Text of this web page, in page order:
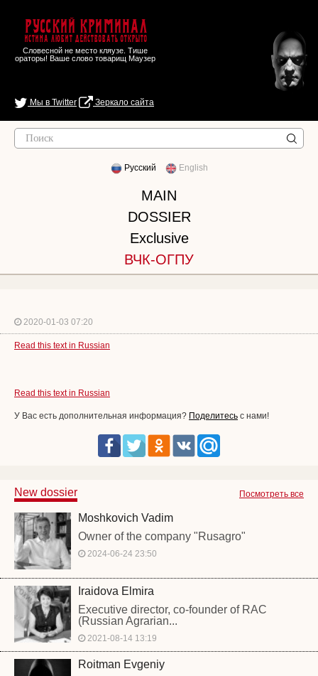
Русский Криминал
Истина любит действовать открыто
Словесной не место кляузе. Тише
ораторы! Ваше слово товарищ Маузер
Мы в Twitter Зеркало сайта
Русский English
MAIN
DOSSIER
Exclusive
ВЧК-ОГПУ
2020-01-03 07:20
Read this text in Russian
Read this text in Russian
У Вас есть дополнительная информация? Поделитесь с нами!
Посмотреть все
New dossier
Moshkovich Vadim
Owner of the company "Rusagro"
2024-06-24 23:50
Iraidova Elmira
Executive director, co-founder of RAC
(Russian Agrarian...
2021-08-14 13:19
Roitman Evgeniy